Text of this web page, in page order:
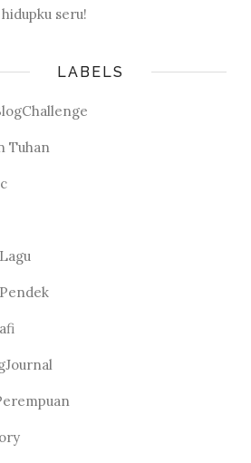
seru!
LABELS
Tuhan